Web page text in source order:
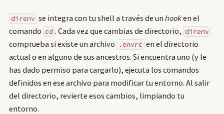
direnv se integra con tu shell a través de un hooken el
comando cd . Cada vez que cambias de directorio, direnv
comprueba si existe un archivo .envrc en el directorio
actual o en alguno de sus ancestros. Si encuentra uno (y le
has dado permiso para cargarlo), ejecuta los comandos
definidos en ese archivo para modificar tu entorno. Al salir
del directorio, revierte esos cambios, limpiando tu
entorno.